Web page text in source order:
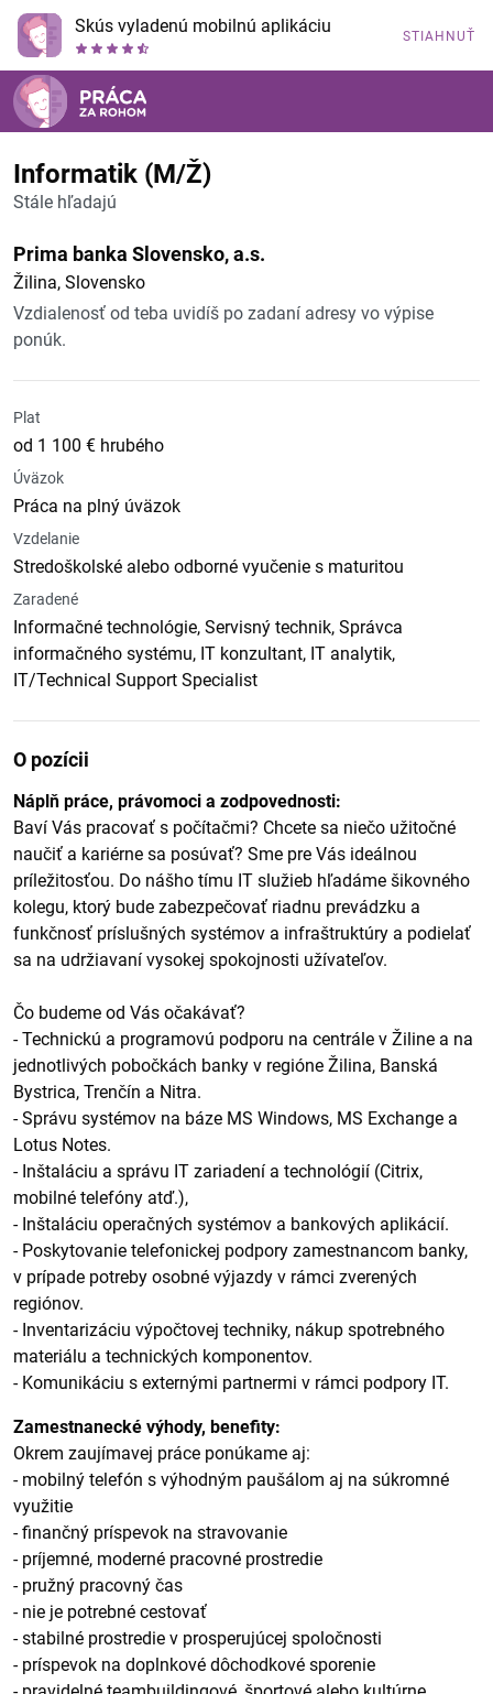
Skús vyladenú mobilnú aplikáciu STIAHNUŤ
Informatik (M/Ž)
Stále hľadajú
Prima banka Slovensko, a.s.
Žilina, Slovensko
Vzdialenosť od teba uvidíš po zadaní adresy vo výpise
ponúk.
Plat
od 1 100 € hrubého
Úväzok
Práca na plný úväzok
Vzdelanie
Stredoškolské alebo odborné vyučenie s maturitou
Zaradené
Informačné technológie, Servisný technik, Správca
informačného systému, IT konzultant, IT analytik,
IT/Technical Support Specialist
O pozícii
Náplň práce, právomoci a zodpovednosti:
Baví Vás pracovať s počítačmi? Chcete sa niečo užitočné
naučiť a kariérne sa posúvať? Sme pre Vás ideálnou
príležitosťou. Do nášho tímu IT služieb hľadáme šikovného
kolegu, ktorý bude zabezpečovať riadnu prevádzku a
funkčnosť príslušných systémov a infraštruktúry a podielať
sa na udržiavaní vysokej spokojnosti užívateľov.
Čo budeme od Vás očakávať?
- Technickú a programovú podporu na centrále v Žiline a na
jednotlivých pobočkách banky v regióne Žilina, Banská
Bystrica, Trenčín a Nitra.
- Správu systémov na báze MS Windows, MS Exchange a
Lotus Notes.
- Inštaláciu a správu IT zariadení a technológií (Citrix,
mobilné telefóny atď.),
- Inštaláciu operačných systémov a bankových aplikácií.
- Poskytovanie telefonickej podpory zamestnancom banky,
v prípade potreby osobné výjazdy v rámci zverených
regiónov.
- Inventarizáciu výpočtovej techniky, nákup spotrebného
materiálu a technických komponentov.
- Komunikáciu s externými partnermi v rámci podpory IT.
Zamestnanecké výhody, benefity:
Okrem zaujímavej práce ponúkame aj:
- mobilný telefón s výhodným paušálom aj na súkromné
využitie
- finančný príspevok na stravovanie
- príjemné, moderné pracovné prostredie
- pružný pracovný čas
- nie je potrebné cestovať
- stabilné prostredie v prosperujúcej spoločnosti
- príspevok na doplnkové dôchodkové sporenie